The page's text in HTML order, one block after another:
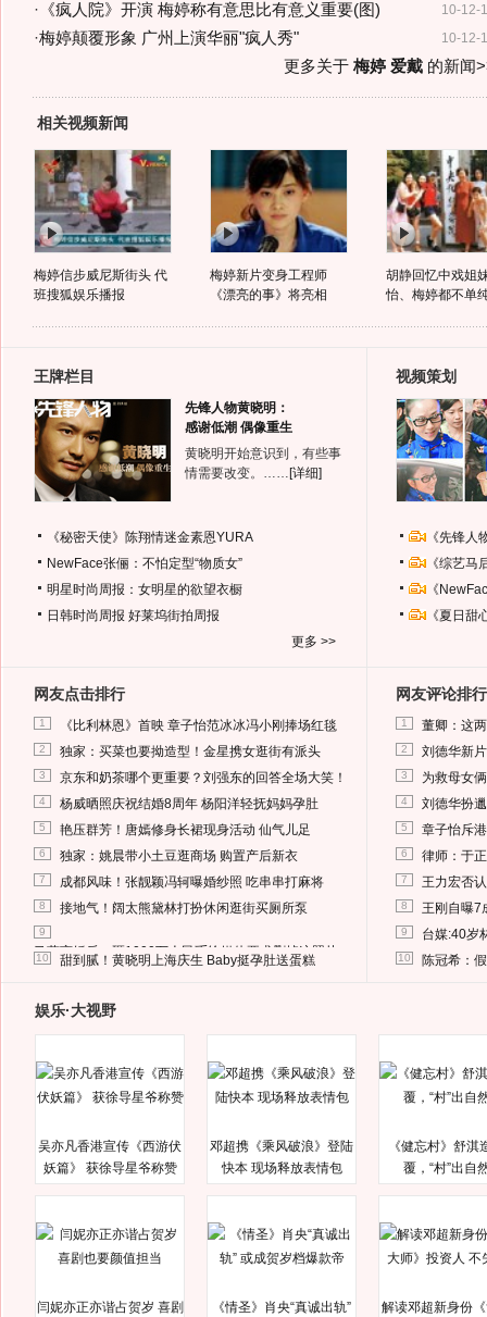
10-12-
· 《疯人院》开演 梅婷称有意思比有意义重要(图)
10-12-
·梅婷颠覆形象 广州上演华丽"疯人秀"
更多关于 梅婷 爱戴的新闻
相关视频新闻
梅婷信步威尼斯街头 代
班搜狐娱乐播报
梅婷新片变身工程师
《漂亮的事》将亮相
胡静回忆中戏姐
怡、梅婷都不单
王牌栏目
先锋人物黄晓明：
感谢低潮 偶像重生
黄晓明开始意识到，有些事
情需要改变。…… [详细]
《秘密天使》陈翔情迷金素恩YURA
NewFace张俪：不怕定型“物质女”
明星时尚周报：女明星的欲望衣橱
日韩时尚周报 好莱坞街拍周报
更多 >>
视频策划
《先锋
《综艺
《
《夏日
网友点击排行
1 《比利林恩》首映 章子怡范冰冰冯小刚捧场红毯
2 独家：买菜也要拗造型！金星携女逛街有派头
3 京东和奶茶哪个更重要？刘强东的回答全场大笑！
4 杨威晒照庆祝结婚8周年 杨阳洋轻抚妈妈孕肚
5 艳压群芳！唐嫣修身长裙现身活动 仙气儿足
6 独家：姚晨带小土豆逛商场 购置产后新衣
7 成都风味！张靓颖冯轲曝婚纱照 吃串串打麻将
8 接地气！阔太熊黛林打扮休闲逛街买厕所泵
9
马蓉离婚后，砸1000万人民币给媒体要求删掉这照片
10 甜到腻！黄晓明上海庆生 Baby挺孕肚送蛋糕
网友评论排行
1 董卿：这
2 刘德华新
3 为救母女
4 刘德华扮
5 章子怡斥
6 律师：于
7 王力宏否
8 王刚自曝7
9 台媒:40岁
10 陈冠希：
娱乐·大视野
吴亦凡香港宣传《西游伏
妖篇》 获徐导星爷称赞
邓超携《乘风破浪》登陆
快本 现场释放表情包
《健忘村》舒淇
覆，“村”出自
闫妮亦正亦谐占贺岁 喜剧 《情圣》肖央“真诚出轨” 解读邓超新身份